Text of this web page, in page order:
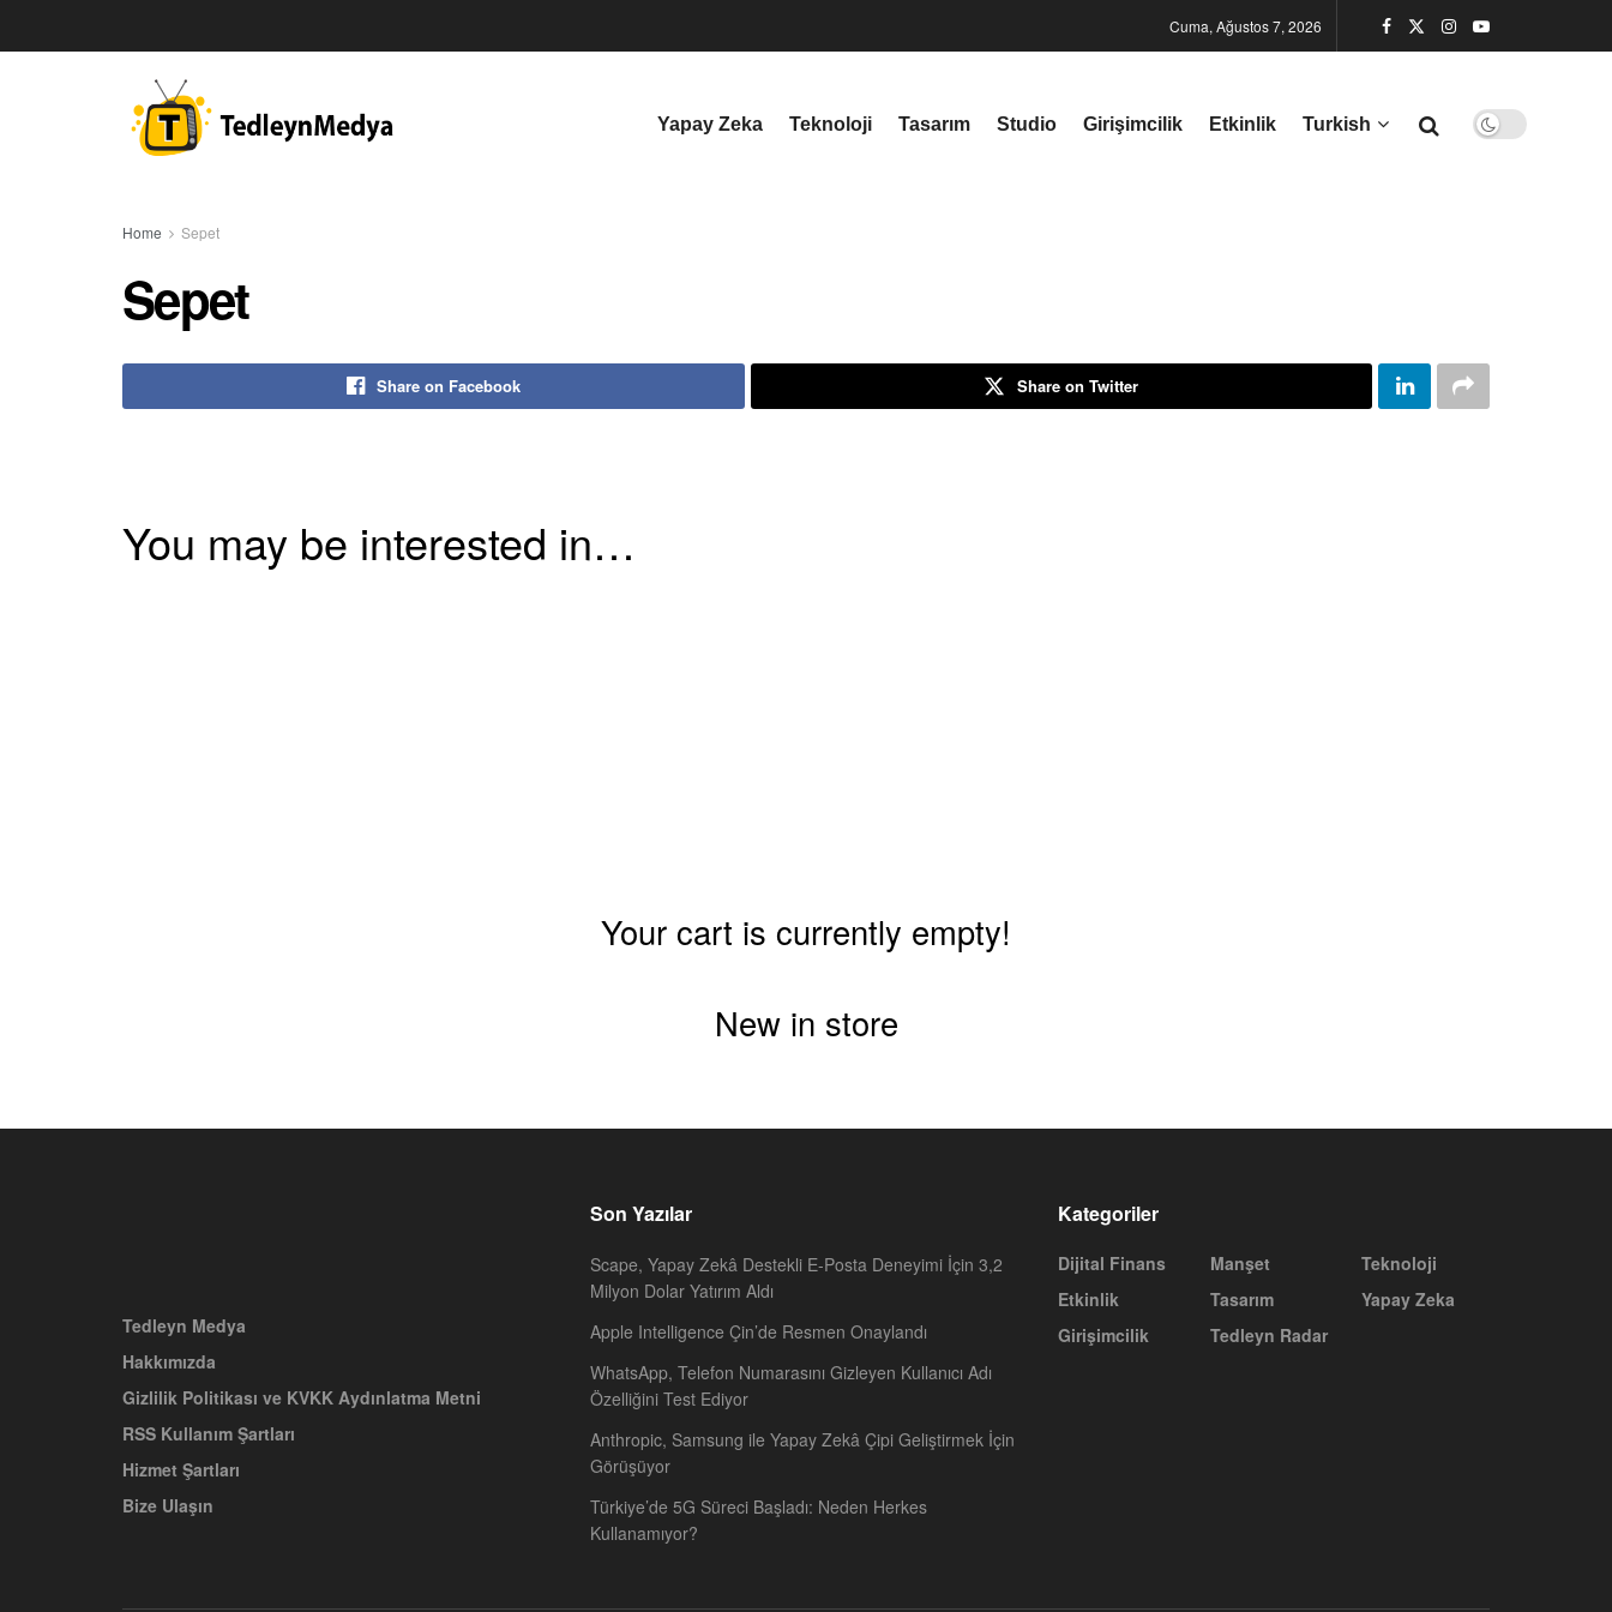
Cuma, Ağustos 7, 2026
Yapay Zeka Teknoloji Tasarım Studio Girişimcilik Etkinlik Turkish
Home Sepet
Sepet
Share on Facebook Share on Twitter
You may be interested in…
Your cart is currently empty!
New in store
Tedleyn Medya
Hakkımızda
Gizlilik Politikası ve KVKK Aydınlatma Metni
RSS Kullanım Şartları
Hizmet Şartları
Bize Ulaşın
Son Yazılar
Scape, Yapay Zekâ Destekli E-Posta Deneyimi İçin 3,2
Milyon Dolar Yatırım Aldı
Apple Intelligence Çin’de Resmen Onaylandı
WhatsApp, Telefon Numarasını Gizleyen Kullanıcı Adı
Özelliğini Test Ediyor
Anthropic, Samsung ile Yapay Zekâ Çipi Geliştirmek İçin
Görüşüyor
Türkiye’de 5G Süreci Başladı: Neden Herkes
Kullanamıyor?
Kategoriler
Dijital Finans
Etkinlik
Girişimcilik
Manşet
Tasarım
Tedleyn Radar
Teknoloji
Yapay Zeka